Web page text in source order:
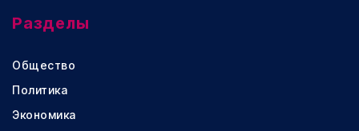
Разделы
Общество
Политика
Экономика